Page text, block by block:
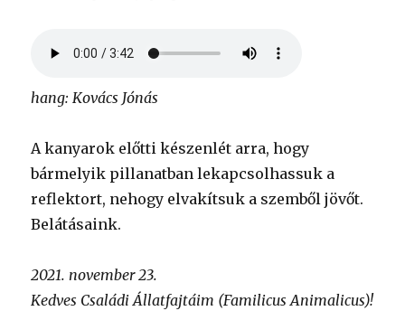
hang: Kovács Jónás
A kanyarok előtti készenlét arra, hogy
bármelyik pillanatban lekapcsolhassuk a
reflektort, nehogy elvakítsuk a szemből jövőt.
Belátásaink.
2021. november 23.
Kedves Családi Állatfajtáim (Familicus Animalicus)!